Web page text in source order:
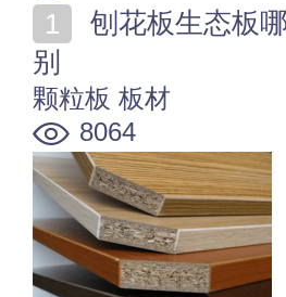
别
颗粒板 板材
8064